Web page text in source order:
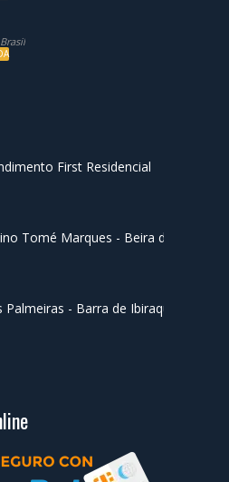
First Residencial
Tomé Marques - Beira da Lagoa
Palmeiras - Barra de Ibiraquera